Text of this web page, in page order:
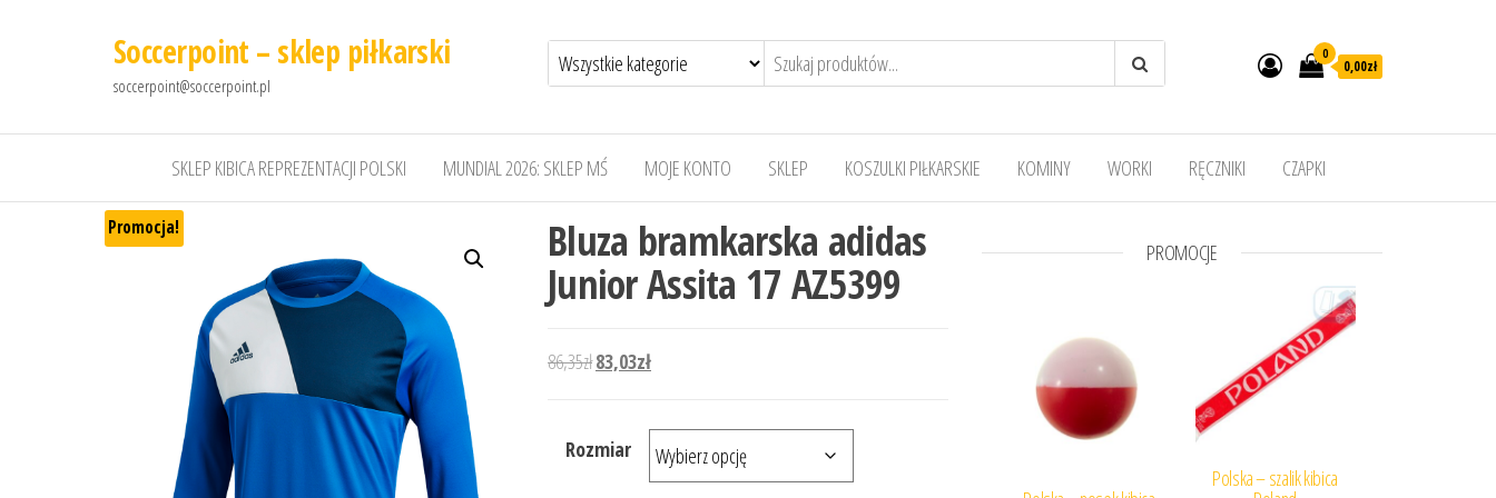
Soccerpoint – sklep piłkarski
soccerpoint@soccerpoint.pl
0
0,00zł
SKLEP KIBICA REPREZENTACJI POLSKI MUNDIAL 2026: SKLEP MŚ MOJE KONTO SKLEP KOSZULKI PIŁKARSKIE KOMINY WORKI RĘCZNIKI CZAPKI
Promocja! Bluza bramkarska adidas
Junior Assita 17 AZ5399
86,35złPierwotna cena wynosiła: 86,35zł.
83,03złAktualna cena wynosi: 83,03zł.
Rozmiar
PROMOCJE
Polska – szalik kibica